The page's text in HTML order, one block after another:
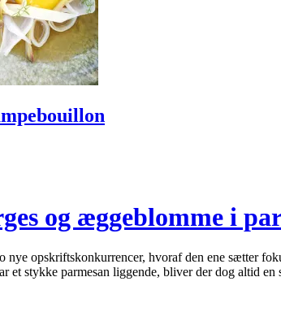
og æggeblomme i
nye opskriftskonkurrencer, hvoraf den ene sætter
et stykke parmesan liggende, bliver der dog altid